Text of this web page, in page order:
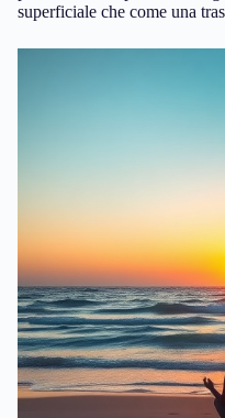
superficiale che come una